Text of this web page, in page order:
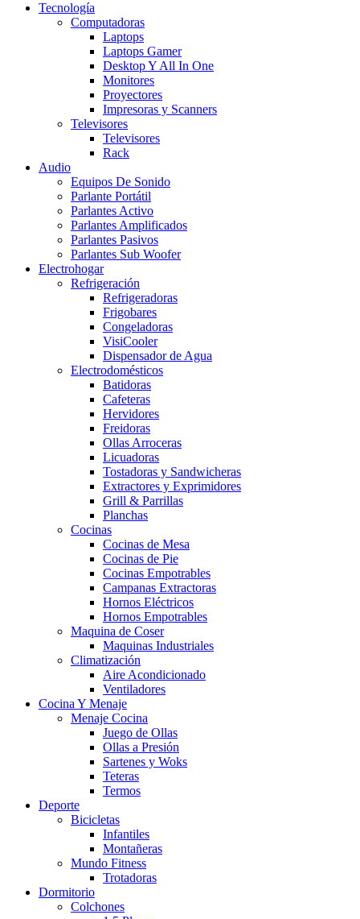
Tecnología
Computadoras
Laptops
Laptops Gamer
Desktop Y All In One
Monitores
Proyectores
Impresoras y Scanners
Televisores
Televisores
Rack
Audio
Equipos De Sonido
Parlante Portátil
Parlantes Activo
Parlantes Amplificados
Parlantes Pasivos
Parlantes Sub Woofer
Electrohogar
Refrigeración
Refrigeradoras
Frigobares
Congeladoras
VisiCooler
Dispensador de Agua
Electrodomésticos
Batidoras
Cafeteras
Hervidores
Freidoras
Ollas Arroceras
Licuadoras
Tostadoras y Sandwicheras
Extractores y Exprimidores
Grill & Parrillas
Planchas
Cocinas
Cocinas de Mesa
Cocinas de Pie
Cocinas Empotrables
Campanas Extractoras
Hornos Eléctricos
Hornos Empotrables
Maquina de Coser
Maquinas Industriales
Climatización
Aire Acondicionado
Ventiladores
Cocina Y Menaje
Menaje Cocina
Juego de Ollas
Ollas a Presión
Sartenes y Woks
Teteras
Termos
Deporte
Bicicletas
Infantiles
Montañeras
Mundo Fitness
Trotadoras
Dormitorio
Colchones